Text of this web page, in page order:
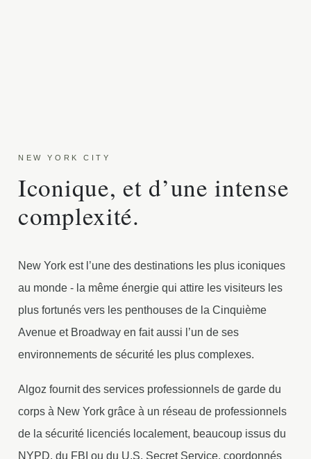
NEW YORK CITY
Iconique, et d’une intense
complexité.
New York est l’une des destinations les plus iconiques
au monde - la même énergie qui attire les visiteurs les
plus fortunés vers les penthouses de la Cinquième
Avenue et Broadway en fait aussi l’un de ses
environnements de sécurité les plus complexes.
Algoz fournit des services professionnels de garde du
corps à New York grâce à un réseau de professionnels
de la sécurité licenciés localement, beaucoup issus du
NYPD, du FBI ou du U.S. Secret Service, coordonnés